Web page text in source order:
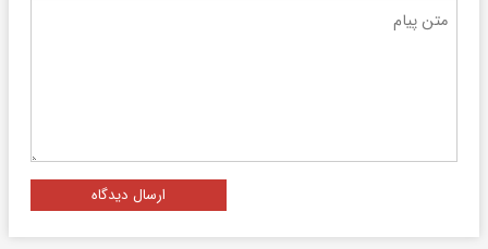
ارسال دیدگاه